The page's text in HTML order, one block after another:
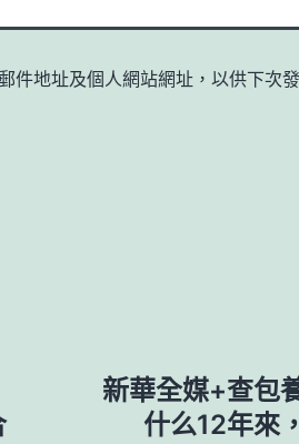
件地址及個人網站網址，以供下次
新華全媒+查包
什么12年來